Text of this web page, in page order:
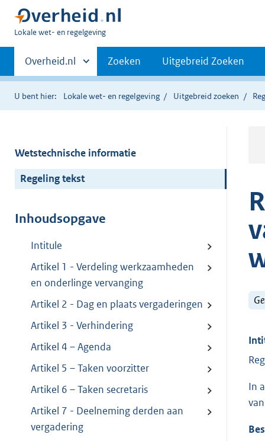
U
hier:
Lokale wet- en regelgeving
Primaire
navigatie
Andere
sites
binnen
Overheid.nl Zoeken Uitgebreid Zoeken
U bent hier: Lokale wet- en regelgeving Uitgebreid zoeken
Wetstechnische informatie
Regeling tekst
Inhoudsopgave
Intitule
Artikel 1 - Verdeling werkzaamheden
en onderlinge vervanging
Artikel 2 - Dag en plaats vergaderingen
Artikel 3 - Verhindering
Artikel 4 – Agenda
Artikel 5 – Taken voorzitter
Artikel 6 – Taken secretaris
Artikel 7 - Deelneming derden aan
vergadering
In